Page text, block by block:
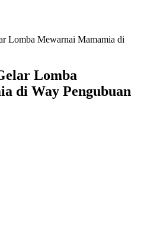
Lomba Mewarnai Mamamia di
Lomba
di Way Pengubuan